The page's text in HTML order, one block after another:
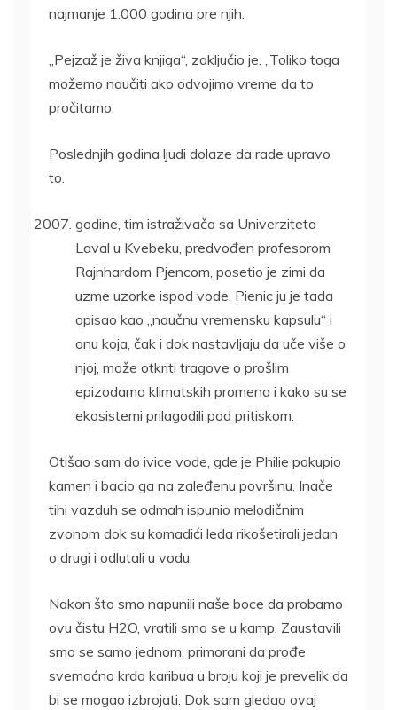
najmanje 1.000 godina pre njih.
„Pejzaž je živa knjiga“, zaključio je. „Toliko toga
možemo naučiti ako odvojimo vreme da to
pročitamo.
Poslednjih godina ljudi dolaze da rade upravo
to.
godine, tim istraživača sa Univerziteta
Laval u Kvebeku, predvođen profesorom
Rajnhardom Pjencom, posetio je zimi da
uzme uzorke ispod vode. Pienic ju je tada
opisao kao „naučnu vremensku kapsulu“ i
onu koja, čak i dok nastavljaju da uče više o
njoj, može otkriti tragove o prošlim
epizodama klimatskih promena i kako su se
ekosistemi prilagodili pod pritiskom.
Otišao sam do ivice vode, gde je Philie pokupio
kamen i bacio ga na zaleđenu površinu. Inače
tihi vazduh se odmah ispunio melodičnim
zvonom dok su komadići leda rikošetirali jedan
o drugi i odlutali u vodu.
Nakon što smo napunili naše boce da probamo
ovu čistu H2O, vratili smo se u kamp. Zaustavili
smo se samo jednom, primorani da prođe
svemoćno krdo karibua u broju koji je prevelik da
bi se mogao izbrojati. Dok sam gledao ovaj